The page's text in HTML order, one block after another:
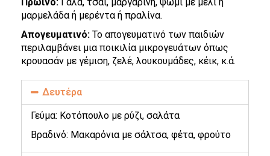
μαρμελάδα ή μερέντα ή πραλίνα.
Απογευματινό: Το απογευματινό των παιδιών
περιλαμβάνει μια ποικιλία μικρογευάτων όπως
κρουασάν με γέμιση, ζελέ, λουκουμάδες, κέικ, κ.ά.
Δευτέρα
Γεύμα: Κοτόπουλο με ρύζι, σαλάτα
Βραδινό: Μακαρόνια με σάλτσα, φέτα, φρούτο